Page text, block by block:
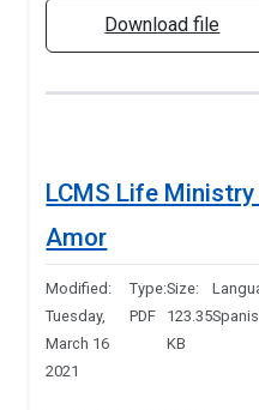
Download file
LCMS Life
Amor
Modified:
Tuesday,
March 16
2021
Type:
PDF
Size:
123.35
KB